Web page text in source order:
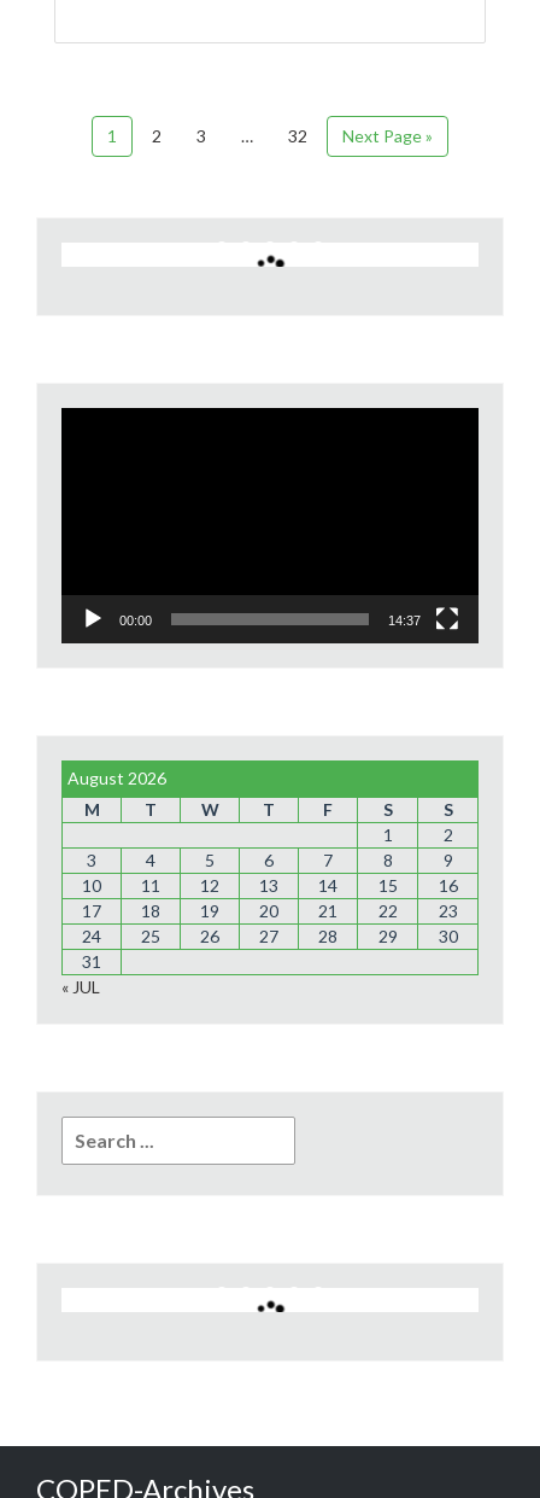
1 2 3 … 32 Next Page »
00:00 14:37
August 2026
M
T W T F S
S
1
2
3
4 5 6 7 8
9
10
11 12 13 14 15
16
17
18 19 20 21 22
23
24
25 26 27 28 29
30
31
« JUL
for:
COPED-Archives